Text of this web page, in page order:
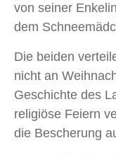
von seiner
dem
Die beiden
nicht an
Geschichte des
religiöse Feiern
die Bescherung